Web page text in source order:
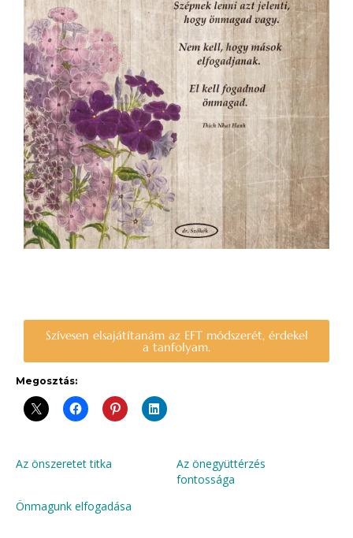
Szívesen elsajátítanám az EFT módszerét, érdekel
a tanfolyam.
Megosztás:
Az önszeretet titka
Az önegyüttérzés
fontossága
Önmagunk elfogadása